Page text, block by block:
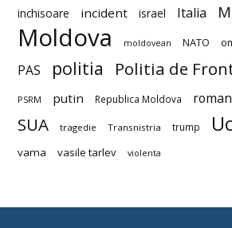
inchisoare incident israel Italia
Moldova moldovean NATO
PAS politia Politia de
PSRM putin Republica Moldova
SUA tragedie Transnistria trump
vama vasile tarlev violenta